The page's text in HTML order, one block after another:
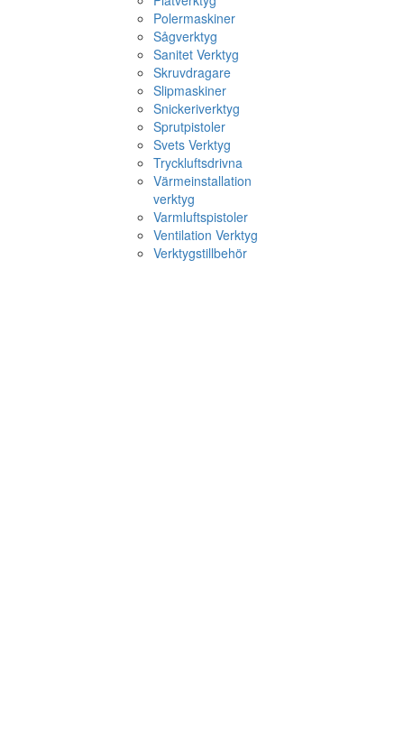
Polermaskiner
Sågverktyg
Sanitet Verktyg
Skruvdragare
Slipmaskiner
Snickeriverktyg
Sprutpistoler
Svets Verktyg
Tryckluftsdrivna
Värmeinstallation
verktyg
Varmluftspistoler
Ventilation Verktyg
Verktygstillbehör